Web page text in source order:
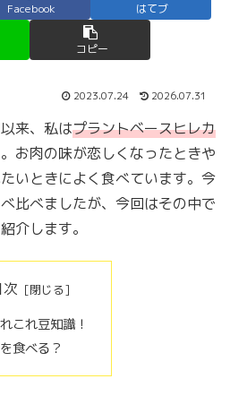
Facebook はてブ
コピー
2023.07.24 2026.07.31
来、私はプラントベースヒレカ
お肉の味が恋しくなったときや
いときによく食べています。今
比べましたが、今回はその中で
介します。
次
これ豆知識！
食べる？